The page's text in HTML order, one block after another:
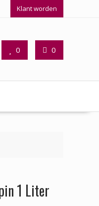
Klant worden
0 0
1 Liter